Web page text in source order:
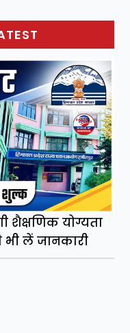
शैक्षणिक योग्यता
भी लें जानकारी